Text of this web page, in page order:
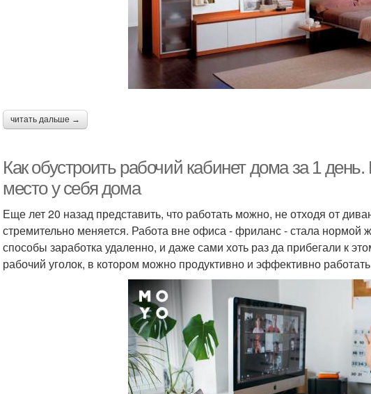
читать дальше →
Как обустроить рабочий кабинет дома за 1 день.
место у себя дома
Еще лет 20 назад представить, что работать можно, не отходя от
стремительно меняется. Работа вне офиса - фриланс - стала
способы заработка удаленно, и даже сами хоть раз да прибегали к
рабочий уголок, в котором можно продуктивно и эффективно